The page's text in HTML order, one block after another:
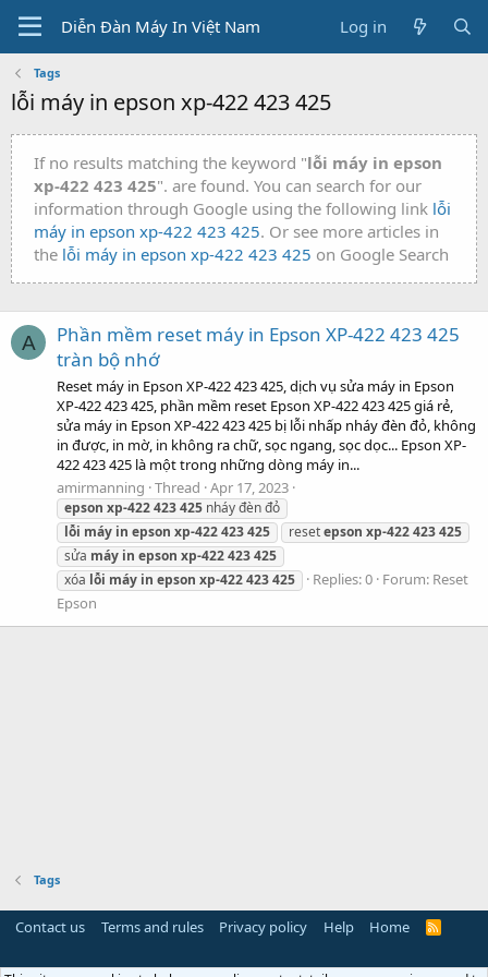
Diễn Đàn Máy In Việt Nam Log in
Tags
lỗi máy in epson xp-422 423 425
If no results matching the keyword "lỗi máy in epson
xp-422 423 425". are found. You can search for our
information through Google using the following link lỗi
máy in epson xp-422 423 425. Or see more articles in
the lỗi máy in epson xp-422 423 425 on Google Search
A
Phần mềm reset máy in Epson XP-422 423 425
tràn bộ nhớ
Reset máy in Epson XP-422 423 425, dịch vụ sửa máy in Epson
XP-422 423 425, phần mềm reset Epson XP-422 423 425 giá rẻ,
sửa máy in Epson XP-422 423 425 bị lỗi nhấp nháy đèn đỏ, không
in được, in mờ, in không ra chữ, sọc ngang, sọc dọc... Epson XP-
422 423 425 là một trong những dòng máy in...
amirmanning Thread Apr 17, 2023
epson xp-422423425 nháy đèn đỏ
lỗi máy in epson xp-422423425 resetepson xp-422423425
sửa máy in epson xp-422423425
xóa lỗi máy in epson xp-422423425 Replies: 0 Forum: Reset
Epson
Tags
Contact us Terms and rules Privacy policy Help Home
R